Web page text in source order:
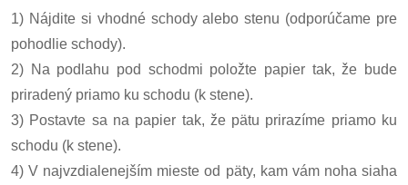
1) Nájdite si vhodné schody alebo stenu (odporúčame pre
pohodlie schody).
2) Na podlahu pod schodmi položte papier tak, že bude
priradený priamo ku schodu (k stene).
3) Postavte sa na papier tak, že pätu prirazíme priamo ku
schodu (k stene).
4) V najvzdialenejším mieste od päty, kam vám noha siaha